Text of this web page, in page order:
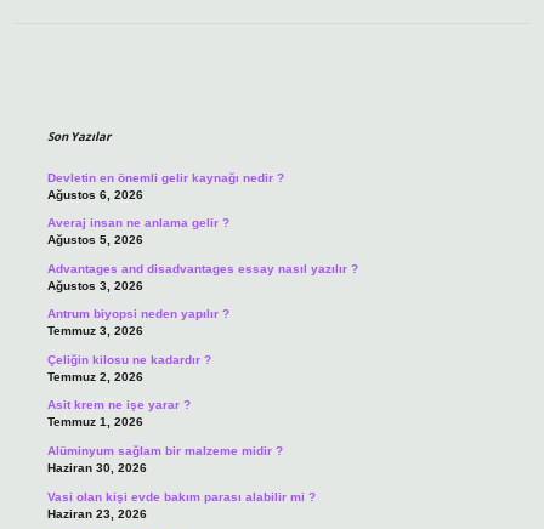
Son Yazılar
Devletin en önemli gelir kaynağı nedir ?
Ağustos 6, 2026
Averaj insan ne anlama gelir ?
Ağustos 5, 2026
Advantages and disadvantages essay nasıl yazılır ?
Ağustos 3, 2026
Antrum biyopsi neden yapılır ?
Temmuz 3, 2026
Çeliğin kilosu ne kadardır ?
Temmuz 2, 2026
Asit krem ne işe yarar ?
Temmuz 1, 2026
Alüminyum sağlam bir malzeme midir ?
Haziran 30, 2026
Vasi olan kişi evde bakım parası alabilir mi ?
Haziran 23, 2026